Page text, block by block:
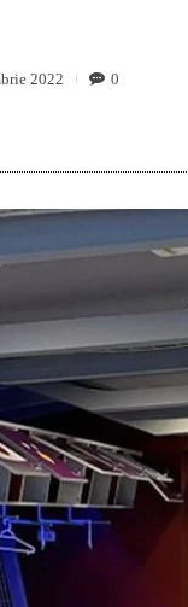
2022 0